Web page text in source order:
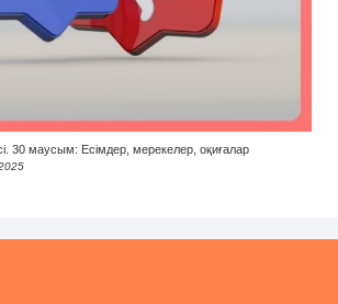
30 маусым: Есімдер, мерекелер, оқиғалар